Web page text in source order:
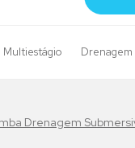
Multiestágio Drenagem
Drenagem